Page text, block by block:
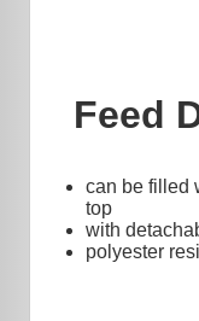
Feed
can be filled
top
with
polyester